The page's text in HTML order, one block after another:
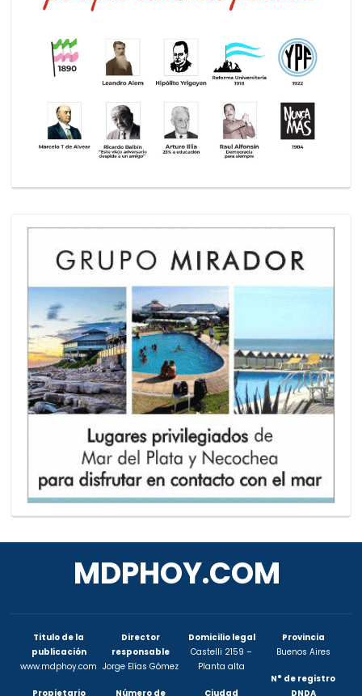
MDPHOY.COM
Titulo de la
publicación
www.mdphoy.com
Propietario
Director
responsable
Jorge Elías Gómez
Número de
Domicilio legal
Castelli 2159 –
Planta alta
Ciudad
Provincia
Buenos Aires
N° de registro
DNDA